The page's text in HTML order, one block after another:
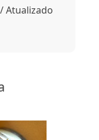
Atualizado